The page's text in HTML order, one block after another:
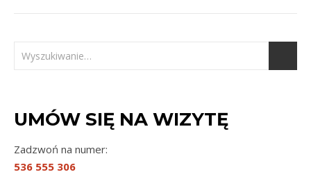
UMÓW SIĘ NA WIZYTĘ
Zadzwoń na numer:
536 555 306